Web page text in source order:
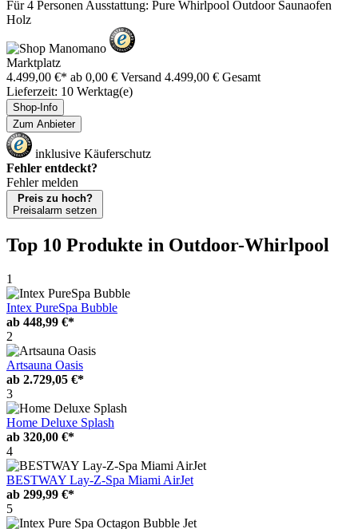
Für 4 Personen Ausstattung: Pure Whirlpool Outdoor Saunaofen
Holz
Marktplatz
4.499,00 €* ab 0,00 € Versand 4.499,00 € Gesamt
Lieferzeit: 10 Werktag(e)
Shop-Info
Zum Anbieter
inklusive Käuferschutz
Fehler entdeckt?
Fehler melden
Preis zu hoch?
Preisalarm setzen
Top 10 Produkte in Outdoor-Whirlpool
1
Intex PureSpa Bubble
ab 448,99 €*
2
Artsauna Oasis
ab 2.729,05 €*
3
Home Deluxe Splash
ab 320,00 €*
4
BESTWAY Lay-Z-Spa Miami AirJet
ab 299,99 €*
5